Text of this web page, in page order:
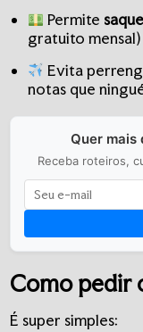
Permite
gratuito mensal)
Evita
notas que
Quer mais
Receba roteiros,
Como pedir
É super simples: